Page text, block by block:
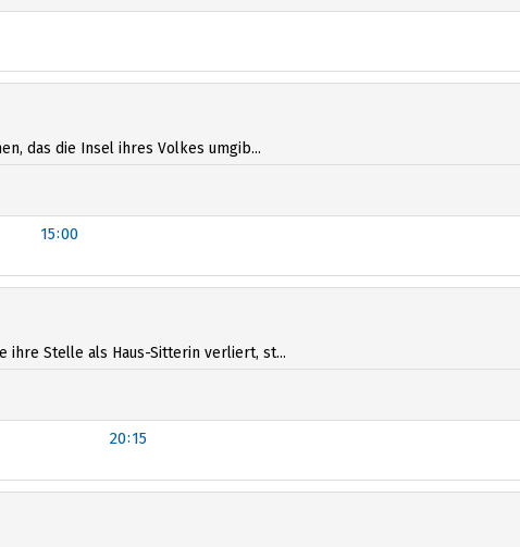
das die Insel ihres Volkes umgib...
15:00
ihre Stelle als Haus-Sitterin verliert, st...
20:15